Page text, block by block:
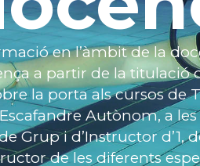
en l’àmbit de la
a partir de la titulació
la porta als cursos de
Autònom, a
Grup i d’Instructor d’1,
de les diferents